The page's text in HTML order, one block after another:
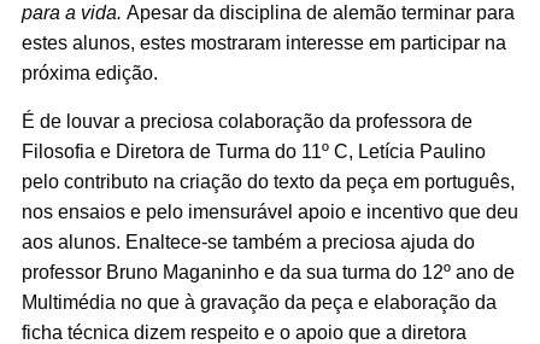
para a vida. Apesar da disciplina de alemão terminar para
estes alunos, estes mostraram interesse em participar na
próxima edição.
É de louvar a preciosa colaboração da professora de
Filosofia e Diretora de Turma do 11º C, Letícia Paulino
pelo contributo na criação do texto da peça em português,
nos ensaios e pelo imensurável apoio e incentivo que deu
aos alunos. Enaltece-se também a preciosa ajuda do
professor Bruno Maganinho e da sua turma do 12º ano de
Multimédia no que à gravação da peça e elaboração da
ficha técnica dizem respeito e o apoio que a diretora